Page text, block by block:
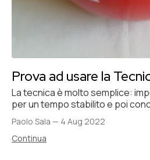
Prova ad usare la
La tecnica è molto semplice:
per un tempo stabilito e poi
Paolo Sala — 4 Aug 2022
Continua